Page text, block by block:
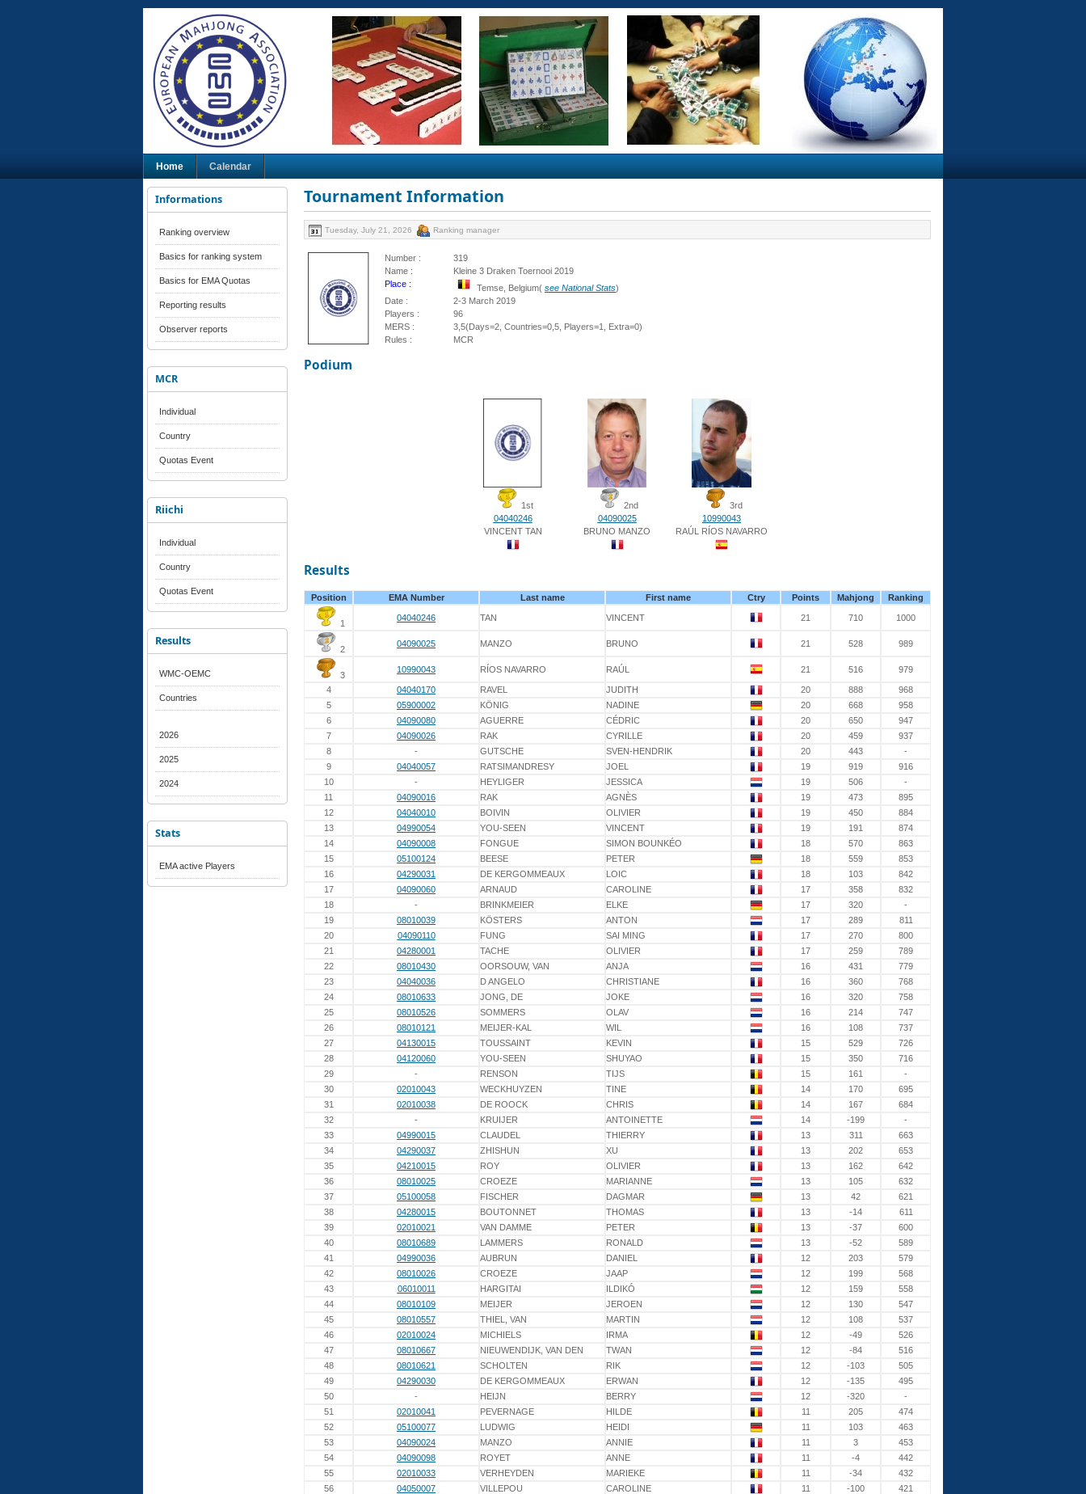
Home Calendar
Informations
Ranking overview
Basics for ranking system
Basics for EMA Quotas
Reporting results
Observer reports
MCR
Individual
Country
Quotas Event
Riichi
Individual
Country
Quotas Event
Results
WMC-OEMC
Countries
2026
2025
2024
Stats
EMA active Players
Tournament Information
Tuesday, July 21, 2026 Ranking manager
Number :
319
Name :
Kleine 3 Draken Toernooi 2019
Place :
Temse, Belgium( see National Stats)
Date :
2-3 March 2019
Players :
96
MERS :
3,5(Days=2, Countries=0,5, Players=1, Extra=0)
Rules :
MCR
Podium
1st
04040246
VINCENT TAN
2nd
04090025
BRUNO MANZO
3rd
10990043
RAÚL RÍOS NAVARRO
Results
Position EMA Number Last name First name Ctry Points Mahjong Ranking
1
04040246 TAN VINCENT 21 710 1000
2
04090025 MANZO BRUNO 21 528 989
3
10990043 RÍOS NAVARRO RAÚL 21 516 979
4 04040170 RAVEL JUDITH 20 888
968
5
05900002 KÖNIG NADINE 20 668
958
6
04090080 AGUERRE CÉDRIC 20 650
947
7
04090026 RAK CYRILLE 20 459
937
8
- GUTSCHE SVEN-HENDRIK 20 443
-
9
04040057 RATSIMANDRESY JOEL 19 919
916
10
- HEYLIGER JESSICA 19 506
-
11
04090016 RAK AGNÈS 19 473
895
12
04040010 BOIVIN OLIVIER 19 450
884
13
04990054 YOU-SEEN VINCENT 19 191
874
14
04090008 FONGUE SIMON BOUNKÉO 18 570
863
15
05100124 BEESE PETER 18 559
853
16
04290031 DE KERGOMMEAUX LOIC 18 103
842
17
04090060 ARNAUD CAROLINE 17 358
832
18
- BRINKMEIER ELKE 17 320
-
19
08010039 KÖSTERS ANTON 17 289
811
20
04090110 FUNG SAI MING 17 270
800
21
04280001 TACHE OLIVIER 17 259
789
22
08010430 OORSOUW, VAN ANJA 16 431
779
23
04040036 D ANGELO CHRISTIANE 16 360
768
24
08010633 JONG, DE JOKE 16 320
758
25
08010526 SOMMERS OLAV 16 214
747
26
08010121 MEIJER-KAL WIL 16 108
737
27
04130015 TOUSSAINT KEVIN 15 529
726
28
04120060 YOU-SEEN SHUYAO 15 350
716
29
- RENSON TIJS 15 161
-
30
02010043 WECKHUYZEN TINE 14 170
695
31
02010038 DE ROOCK CHRIS 14 167
684
32
- KRUIJER ANTOINETTE 14 -199
-
33
04990015 CLAUDEL THIERRY 13 311
663
34
04290037 ZHISHUN XU 13 202
653
35
04210015 ROY OLIVIER 13 162
642
36
08010025 CROEZE MARIANNE 13 105
632
37
05100058 FISCHER DAGMAR 13 42
621
38
04280015 BOUTONNET THOMAS 13 -14
611
39
02010021 VAN DAMME PETER 13 -37
600
40
08010689 LAMMERS RONALD 13 -52
589
41
04990036 AUBRUN DANIEL 12 203
579
42
08010026 CROEZE JAAP 12 199
568
43
06010011 HARGITAI ILDIKÓ 12 159
558
44
08010109 MEIJER JEROEN 12 130
547
45
08010557 THIEL, VAN MARTIN 12 108
537
46
02010024 MICHIELS IRMA 12 -49
526
47
08010667 NIEUWENDIJK, VAN DEN TWAN 12 -84
516
48
08010621 SCHOLTEN RIK 12 -103
505
49
04290030 DE KERGOMMEAUX ERWAN 12 -135
495
50
- HEIJN BERRY 12 -320
-
51
02010041 PEVERNAGE HILDE 11 205
474
52
05100077 LUDWIG HEIDI 11 103
463
53
04090024 MANZO ANNIE 11 3
453
54
04090098 ROYET ANNE 11 -4
442
55
02010033 VERHEYDEN MARIEKE 11 -34
432
56
04050007 VILLEPOU CAROLINE 11 -100
421